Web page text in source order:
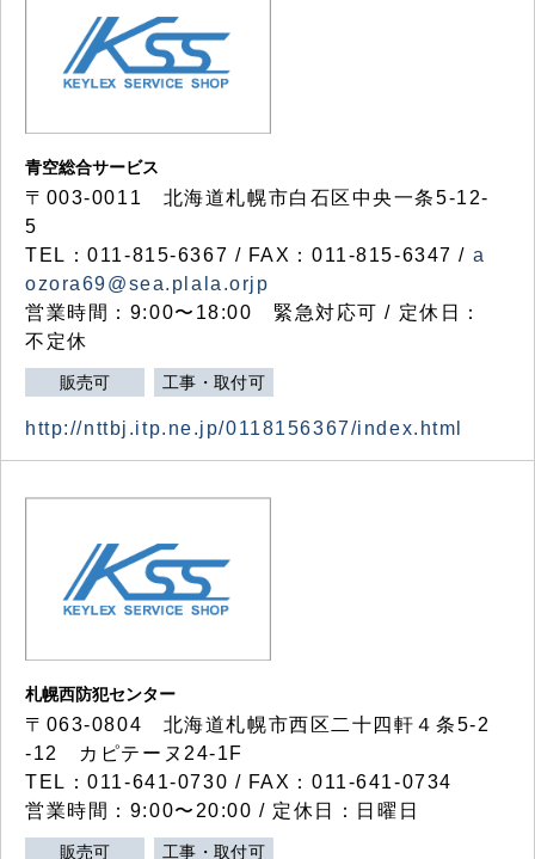
青空総合サービス
〒003-0011 北海道札幌市白石区中央一条5-12-
5
TEL：011-815-6367 / FAX：011-815-6347 / a
ozora69@sea.plala.orjp
営業時間：9:00〜18:00 緊急対応可 / 定休日：
不定休
販売可 工事・取付可
http://nttbj.itp.ne.jp/0118156367/index.html
札幌西防犯センター
〒063-0804 北海道札幌市西区二十四軒４条5-2
-12 カピテーヌ24-1F
TEL：011-641-0730 / FAX：011-641-0734
営業時間：9:00〜20:00 / 定休日：日曜日
販売可 工事・取付可